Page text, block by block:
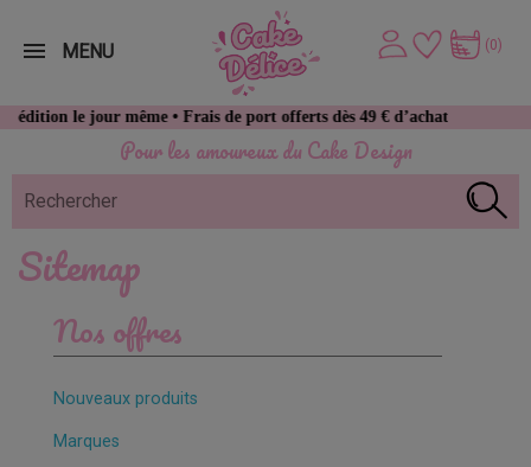
Pour les amoureux du Cake Design
jour même • Frais de port offerts dès 49 € d’achat
(0)
MENU
Sitemap
Nos offres
Nouveaux produits
Marques